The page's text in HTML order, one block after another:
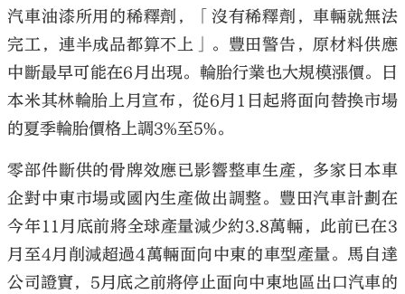
汽車油漆所用的稀釋劑，「沒有稀釋劑，車輛就無法
完工，連半成品都算不上」。豐田警告，原材料供應
中斷最早可能在6月出現。輪胎行業也大規模漲價。日
本米其林輪胎上月宣布，從6月1日起將面向替換市場
的夏季輪胎價格上調3%至5%。
零部件斷供的骨牌效應已影響整車生產，多家日本車
企對中東市場或國內生產做出調整。豐田汽車計劃在
今年11月底前將全球產量減少約3.8萬輛，此前已在3
月至4月削減超過4萬輛面向中東的車型產量。馬自達
公司證實，5月底之前將停止面向中東地區出口汽車的